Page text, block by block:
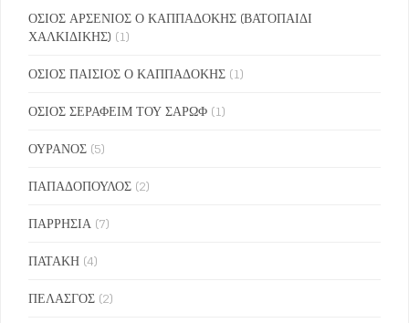
ΟΣΙΟΣ ΑΡΣΕΝΙΟΣ Ο ΚΑΠΠΑΔΟΚΗΣ (ΒΑΤΟΠΑΙΔΙ
ΧΑΛΚΙΔΙΚΗΣ) (1)
ΟΣΙΟΣ ΠΑΙΣΙΟΣ Ο ΚΑΠΠΑΔΟΚΗΣ (1)
ΟΣΙΟΣ ΣΕΡΑΦΕΙΜ ΤΟΥ ΣΑΡΩΦ (1)
ΟΥΡΑΝΟΣ (5)
ΠΑΠΑΔΟΠΟΥΛΟΣ (2)
ΠΑΡΡΗΣΙΑ (7)
ΠΑΤΑΚΗ (4)
ΠΕΛΑΣΓΟΣ (2)